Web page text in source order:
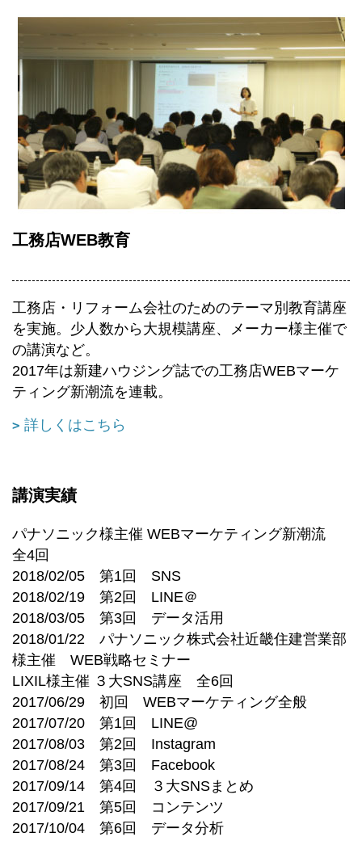
工務店WEB教育
工務店・リフォーム会社のためのテーマ別教育講座
を実施。少人数から大規模講座、メーカー様主催で
の講演など。
2017年は新建ハウジング誌での工務店WEBマーケ
ティング新潮流を連載。
詳しくはこちら
講演実績
パナソニック様主催 WEBマーケティング新潮流
全4回
2018/02/05 第1回 SNS
2018/02/19 第2回 LINE＠
2018/03/05 第3回 データ活用
2018/01/22 パナソニック株式会社近畿住建営業部
様主催 WEB戦略セミナー
LIXIL様主催 ３大SNS講座 全6回
2017/06/29 初回 WEBマーケティング全般
2017/07/20 第1回 LINE@
2017/08/03 第2回 Instagram
2017/08/24 第3回 Facebook
2017/09/14 第4回 ３大SNSまとめ
2017/09/21 第5回 コンテンツ
2017/10/04 第6回 データ分析